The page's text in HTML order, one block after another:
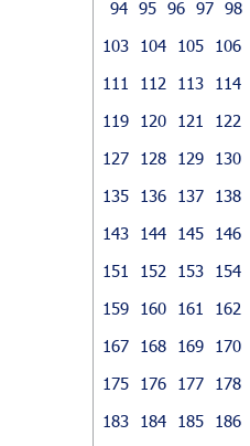
94 95 96 97 98
103
104 105 106
111
112 113 114
119
120 121 122
127
128 129 130
135
136 137 138
143
144 145 146
151
152 153 154
159
160 161 162
167
168 169 170
175
176 177 178
183
184 185 186